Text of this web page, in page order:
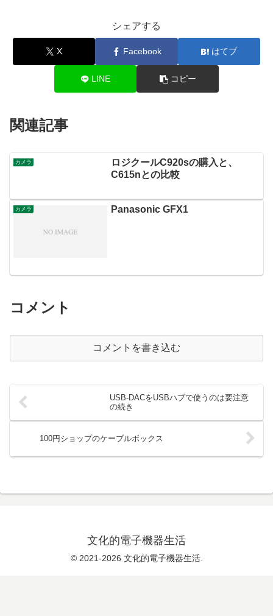
シェアする
X Facebook はてブ
LINE コピー
関連記事
カメラ
ロジクールC920sの購入と、
C615nとの比較
カメラ Panasonic GFX1
コメント
コメントを書き込む
USB-DACをUSBハブで使うのは要注意
の続き
100円ショップのケーブルボックス
文化的電子機器生活
© 2021-2026 文化的電子機器生活.